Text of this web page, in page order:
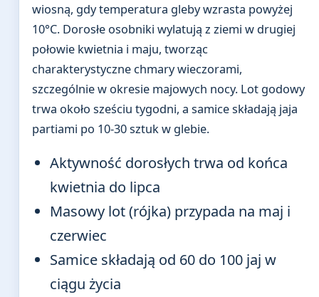
wiosną, gdy temperatura gleby wzrasta powyżej
10°C. Dorosłe osobniki wylatują z ziemi w drugiej
połowie kwietnia i maju, tworząc
charakterystyczne chmary wieczorami,
szczególnie w okresie majowych nocy. Lot godowy
trwa około sześciu tygodni, a samice składają jaja
partiami po 10-30 sztuk w glebie.
Aktywność dorosłych trwa od końca
kwietnia do lipca
Masowy lot (rójka) przypada na maj i
czerwiec
Samice składają od 60 do 100 jaj w
ciągu życia